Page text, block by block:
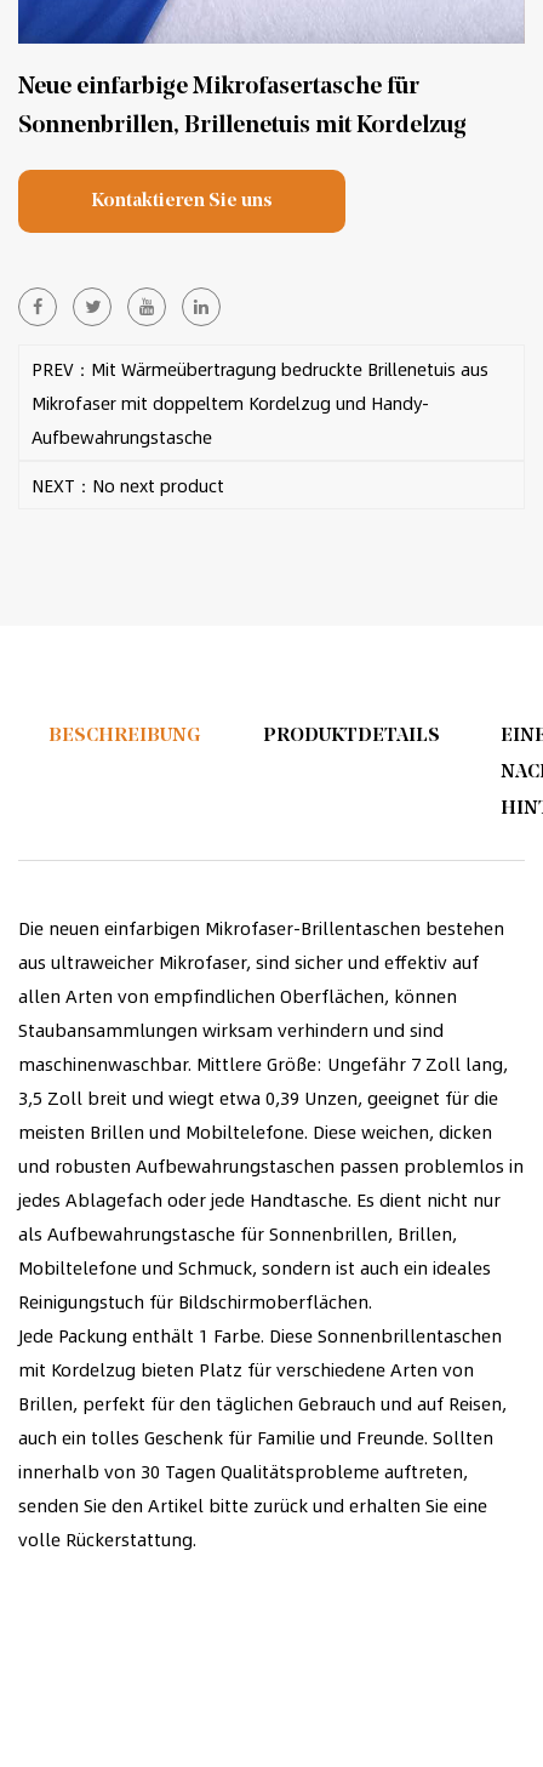
Neue einfarbige Mikrofasertasche für
Sonnenbrillen, Brillenetuis mit Kordelzug
Kontaktieren Sie uns
PREV：Mit Wärmeübertragung bedruckte Brillenetuis aus
Mikrofaser mit doppeltem Kordelzug und Handy-
Aufbewahrungstasche
NEXT：No next product
BESCHREIBUNG PRODUKTDETAILS
Die neuen einfarbigen Mikrofaser-Brillentaschen bestehen
aus ultraweicher Mikrofaser, sind sicher und effektiv auf
allen Arten von empfindlichen Oberflächen, können
Staubansammlungen wirksam verhindern und sind
maschinenwaschbar. Mittlere Größe: Ungefähr 7 Zoll lang,
3,5 Zoll breit und wiegt etwa 0,39 Unzen, geeignet für die
meisten Brillen und Mobiltelefone. Diese weichen, dicken
und robusten Aufbewahrungstaschen passen problemlos in
jedes Ablagefach oder jede Handtasche. Es dient nicht nur
als Aufbewahrungstasche für Sonnenbrillen, Brillen,
Mobiltelefone und Schmuck, sondern ist auch ein ideales
Reinigungstuch für Bildschirmoberflächen.
Jede Packung enthält 1 Farbe. Diese Sonnenbrillentaschen
mit Kordelzug bieten Platz für verschiedene Arten von
Brillen, perfekt für den täglichen Gebrauch und auf Reisen,
auch ein tolles Geschenk für Familie und Freunde. Sollten
innerhalb von 30 Tagen Qualitätsprobleme auftreten,
senden Sie den Artikel bitte zurück und erhalten Sie eine
volle Rückerstattung.